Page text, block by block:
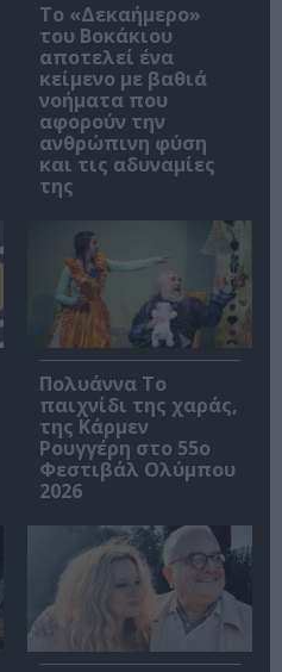
Το «Δεκαήμερο»
του Βοκάκιου
αποτελεί ένα
κείμενο με βαθιά
νοήματα που
αφορούν την
ανθρώπινη φύση
και τις αδυναμίες
της
Πολυάννα Το
παιχνίδι της χαράς,
της Κάρμεν
Ρουγγέρη στο 55ο
Φεστιβάλ Ολύμπου
2026